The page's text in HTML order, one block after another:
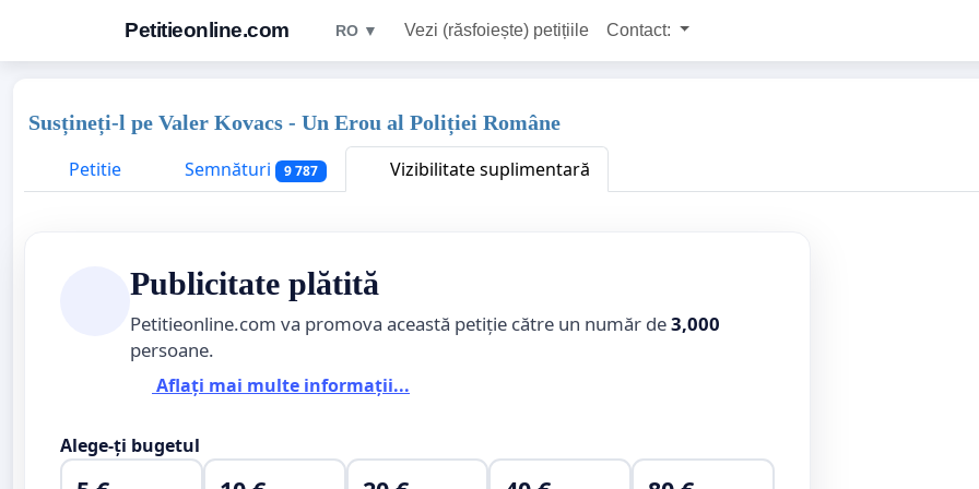
Petitieonline.com RO ▼ Vezi (răsfoiește) petițiile Contact:
Susțineți-l pe Valer Kovacs - Un Erou al Poliției Române
Petitie
Semnături 9 787 Vizibilitate suplimentară
Publicitate plătită
Petitieonline.com va promova această petiție către un număr de3,000
persoane.
Aflați mai multe informații...
Alege-ți bugetul